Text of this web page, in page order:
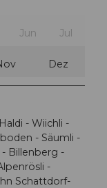
Jun Jul
Dez
- Wiichli -
- Säumli -
Billenberg -
-
Schattdorf-